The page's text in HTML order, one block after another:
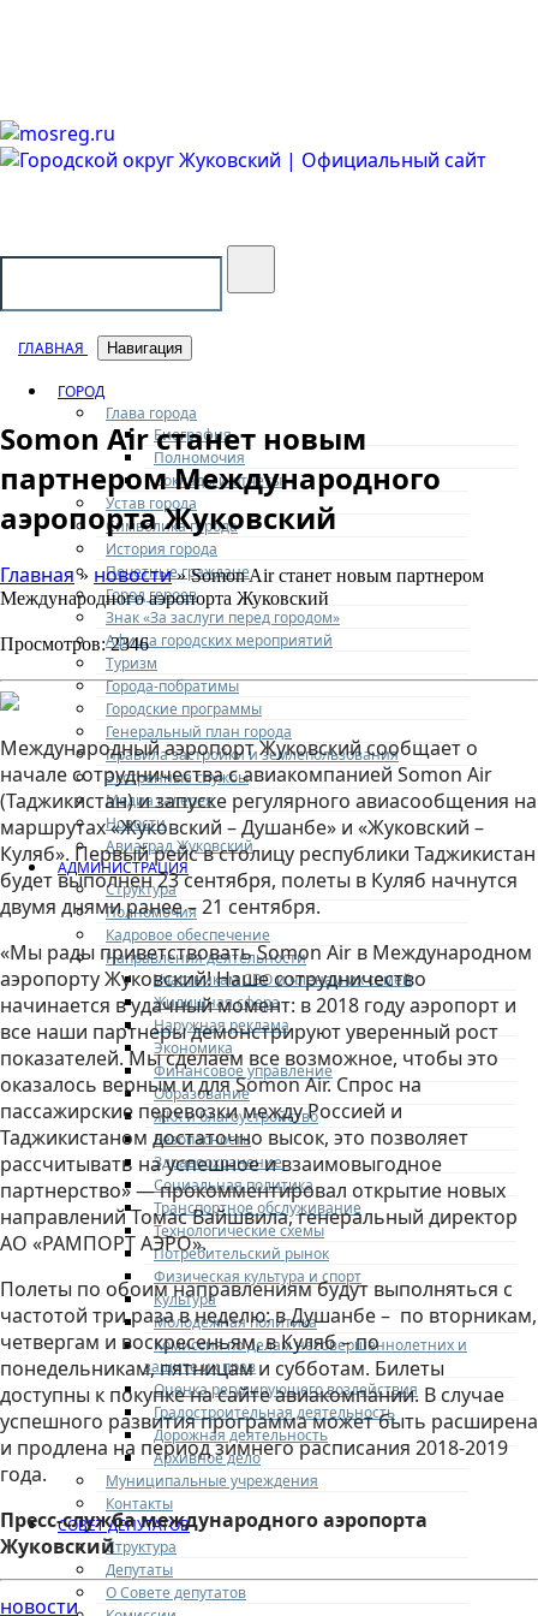
ГЛАВНАЯ Навигация
ГОРОД
Глава города
Биография
Полномочия
Доклады и отчеты
Устав города
Символика города
История города
Почетные граждане
Город героев
Знак «За заслуги перед городом»
Афиша городских мероприятий
Туризм
Города-побратимы
Городские программы
Генеральный план города
Правила застройки и землепользования
Экстренные службы
Медиа галерея
Новости
Авиаград Жуковский
АДМИНИСТРАЦИЯ
Структура
Полномочия
Кадровое обеспечение
Направления деятельности
Участникам СВО и членам их семей
Жилищная сфера
Наружная реклама
Экономика
Финансовое управление
Образование
ЖКХ и благоустройство
Безопасность
Здравоохранение
Социальная политика
Транспортное обслуживание
Технологические схемы
Потребительский рынок
Физическая культура и спорт
Культура
Молодежная политика
Комиссия по делам несовершеннолетних и
защите их прав
Оценка регулирующего воздействия
Градостроительная деятельность
Дорожная деятельность
Архивное дело
Муниципальные учреждения
Контакты
СОВЕТ ДЕПУТАТОВ
Структура
Депутаты
О Совете депутатов
Somon Air станет новым
партнером Международного
аэропорта Жуковский
Главная» новости» Somon Air станет новым партнером
Международного аэропорта Жуковский
Просмотров: 2346
Международный аэропорт Жуковский сообщает о
начале сотрудничества с авиакомпанией Somon Air
(Таджикистан) и запуске регулярного авиасообщения на
маршрутах «Жуковский – Душанбе» и «Жуковский –
Куляб». Первый рейс в столицу республики Таджикистан
будет выполнен 23 сентября, полеты в Куляб начнутся
двумя днями ранее – 21 сентября.
«Мы рады приветствовать Somon Air в Международном
аэропорту Жуковский! Наше сотрудничество
начинается в удачный момент: в 2018 году аэропорт и
все наши партнеры демонстрируют уверенный рост
показателей. Мы сделаем все возможное, чтобы это
оказалось верным и для Somon Air. Спрос на
пассажирские перевозки между Россией и
Таджикистаном достаточно высок, это позволяет
рассчитывать на успешное и взаимовыгодное
партнерство» — прокомментировал открытие новых
направлений Томас Вайшвила, генеральный директор
АО «РАМПОРТ АЭРО».
Полеты по обоим направлениям будут выполняться с
частотой три раза в неделю: в Душанбе – по вторникам,
четвергам и воскресеньям, в Куляб – по
понедельникам, пятницам и субботам. Билеты
доступны к покупке на сайте авиакомпании. В случае
успешного развития программа может быть расширена
и продлена на период зимнего расписания 2018-2019
года.
Пресс-служба международного аэропорта
Жуковский
новости